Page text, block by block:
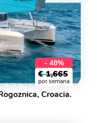
- 48%
€ 1,665
por semana
Croacia.